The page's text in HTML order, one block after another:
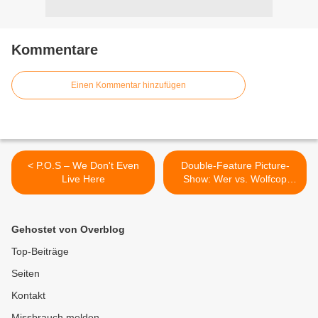
Kommentare
Einen Kommentar hinzufügen
< P.O.S – We Don't Even
Live Here
Double-Feature Picture-
Show: Wer vs. Wolfcop
(DVDs) >
Gehostet von Overblog
Top-Beiträge
Seiten
Kontakt